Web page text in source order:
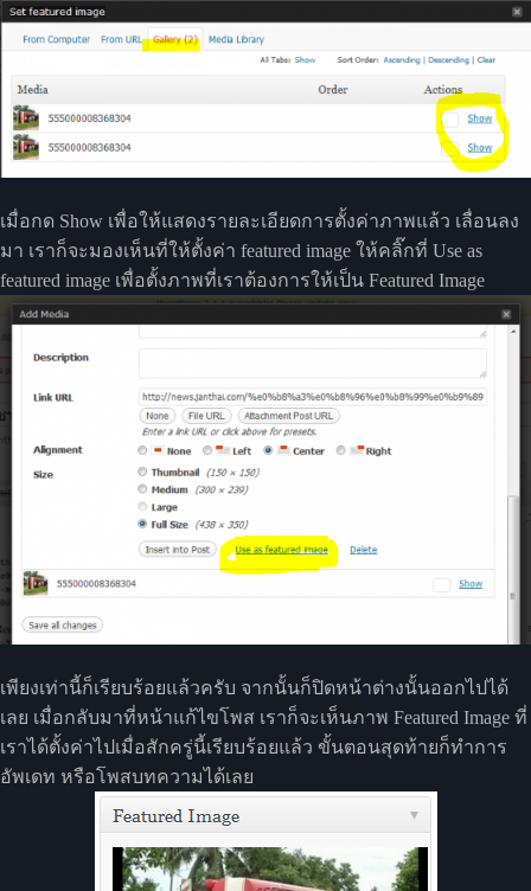
เมื่อกด Show เพื่อให้แสดงรายละเอียดการตั้งค่าภาพแล้ว เลื่อนลง
มา เราก็จะมองเห็นที่ให้ตั้งค่า featured image ให้คลิ๊กที่ Use as
featured image เพื่อตั้งภาพที่เราต้องการให้เป็น Featured Image
เพียงเท่านี้ก็เรียบร้อยแล้วครับ จากนั้นก็ปิดหน้าต่างนั้นออกไปได้
เลย เมื่อกลับมาที่หน้าแก้ไขโพส เราก็จะเห็นภาพ Featured Image ที่
เราได้ตั้งค่าไปเมื่อสักครู่นี้เรียบร้อยแล้ว ขั้นตอนสุดท้ายก็ทำการ
อัพเดท หรือโพสบทความได้เลย